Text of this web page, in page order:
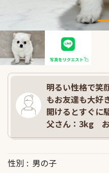
明るい性格で笑
もお友達も大好
開けるとすぐに
父さん：3kg
性別
男の子